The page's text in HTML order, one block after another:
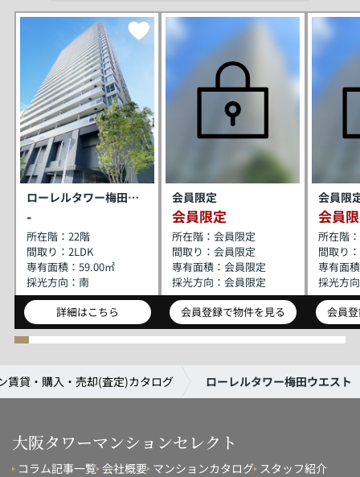
ローレルタワー梅田ウエスト
-
所在階： 22階
間取り： 2LDK
専有面積： 59.00㎡
採光方向： 南
詳細はこちら
会員限定
会員限定
所在階：会員限定
間取り：会員限定
専有面積：会員限定
採光方向：会員限定
会員登録で物件を見る
会員限
会員
所在階：
間取り：
専有面
採光方
会員
賃貸・購入・売却(査定)カタログ ローレルタワー梅田ウエスト
大阪タワーマンションセレクト
コラム記事一覧 会社概要 マンションカタログ スタッフ紹介